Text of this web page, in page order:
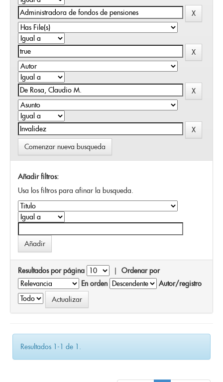
Comenzar nueva busqueda
Añadir filtros:
Usa los filtros para afinar la busqueda.
Resultados por página | Ordenar por
En orden
Autor/registro
Resultados 1-1 de 1.